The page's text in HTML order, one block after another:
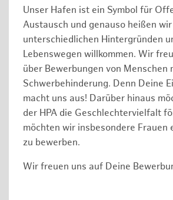
Unser Hafen ist ein Symbol für
Austausch und genauso heißen
unterschiedlichen Hintergründen
Lebenswegen willkommen. Wir
über Bewerbungen von Menschen
Schwerbehinderung. Denn Deine
macht uns aus! Darüber hinaus
der HPA die Geschlechtervielfalt
möchten wir insbesondere Frauen
zu bewerben.
Wir freuen uns auf Deine